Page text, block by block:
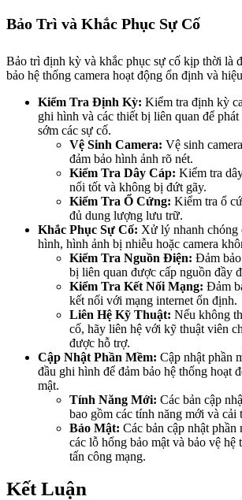
Bảo Trì và Khắc Phục Sự Cố
Bảo trì định kỳ và khắc phục sự cố kịp thời là
bảo hệ thống camera hoạt động ổn định và
Kiểm Tra Định Kỳ: Kiểm tra định kỳ
ghi hình và các thiết bị liên quan để
sớm các sự cố.
Vệ Sinh Camera: Vệ sinh
đảm bảo hình ảnh rõ nét.
Kiểm Tra Dây Cáp: Kiểm tra
nối tốt và không bị đứt gãy.
Kiểm Tra Ổ Cứng: Kiểm tra ổ
đủ dung lượng lưu trữ.
Khắc Phục Sự Cố: Xử lý nhanh chóng
hình, hình ảnh bị nhiễu hoặc camera
Kiểm Tra Nguồn Điện: Đảm bảo
bị liên quan được cấp nguồn đầy
Kiểm Tra Kết Nối Mạng: Đảm
kết nối với mạng internet ổn định.
Liên Hệ Kỹ Thuật: Nếu không
cố, hãy liên hệ với kỹ thuật viên
được hỗ trợ.
Cập Nhật Phần Mềm: Cập nhật phần
đầu ghi hình để đảm bảo hệ thống hoạt
mật.
Tính Năng Mới: Các bản cập
bao gồm các tính năng mới và cải
Bảo Mật: Các bản cập nhật phần
các lỗ hổng bảo mật và bảo vệ hệ
tấn công mạng.
Kết Luận